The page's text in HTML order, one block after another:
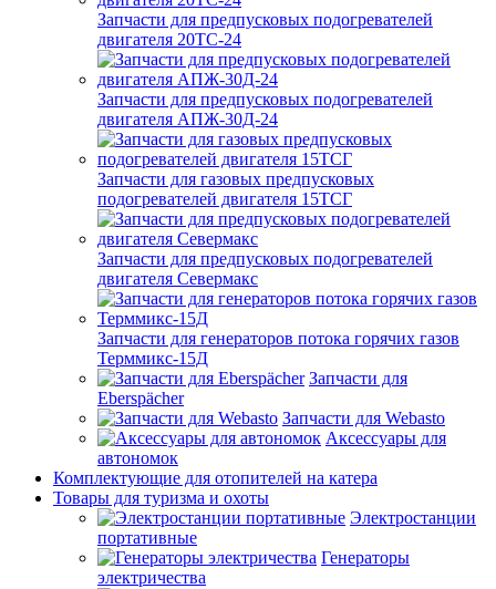
Запчасти для предпусковых подогревателей
двигателя 20ТС-24
Запчасти для предпусковых подогревателей
двигателя АПЖ-30Д-24
Запчасти для газовых предпусковых
подогревателей двигателя 15ТСГ
Запчасти для предпусковых подогревателей
двигателя Севермакс
Запчасти для генераторов потока горячих газов
Терммикс-15Д
Запчасти для
Eberspächer
Запчасти для Webasto
Аксессуары для
автономок
Комплектующие для отопителей на катера
Товары для туризма и охоты
Электростанции
портативные
Генераторы
электричества